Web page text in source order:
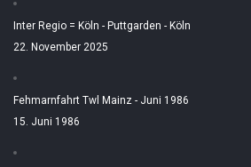
Inter Regio = Köln - Puttgarden - Köln
22. November 2025
Fehmarnfahrt Twl Mainz - Juni 1986
15. Juni 1986